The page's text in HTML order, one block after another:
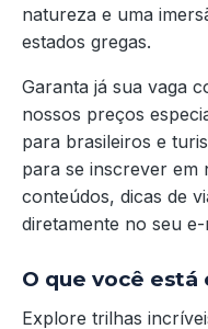
natureza e uma
estados gregas.
Garanta já sua vaga
nossos preços
para brasileiros e
para se inscrever em
conteúdos, dicas de
diretamente no seu e-
O que você está
Explore trilhas